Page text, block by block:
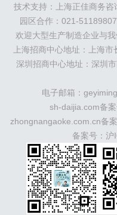
福建： 福州 漳州 泉州
阳
大连 海外园区： 印尼
亚
新加坡 墨西哥 荷兰
科
华夏幸福 联东U谷
400-0123-021
技术支持：上海正佳商务
园区合作：021-
欢迎大型生产制造企业与
上海招商中心地址：上海
深圳招商中心地址：深圳
电子邮箱：
sh-daijia.com备案
zhongnangaoke.com.cn备案
备案号： 沪